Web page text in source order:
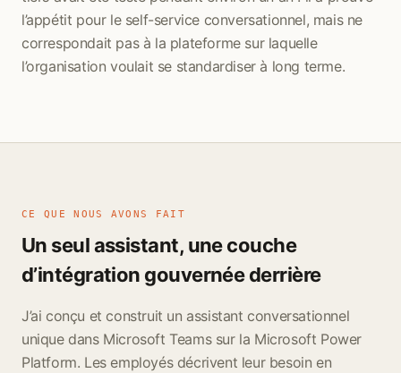
l’appétit pour le self-service conversationnel, mais ne
correspondait pas à la plateforme sur laquelle
l’organisation voulait se standardiser à long terme.
CE QUE NOUS AVONS FAIT
Un seul assistant, une couche
d’intégration gouvernée derrière
J’ai conçu et construit un assistant conversationnel
unique dans Microsoft Teams sur la Microsoft Power
Platform. Les employés décrivent leur besoin en